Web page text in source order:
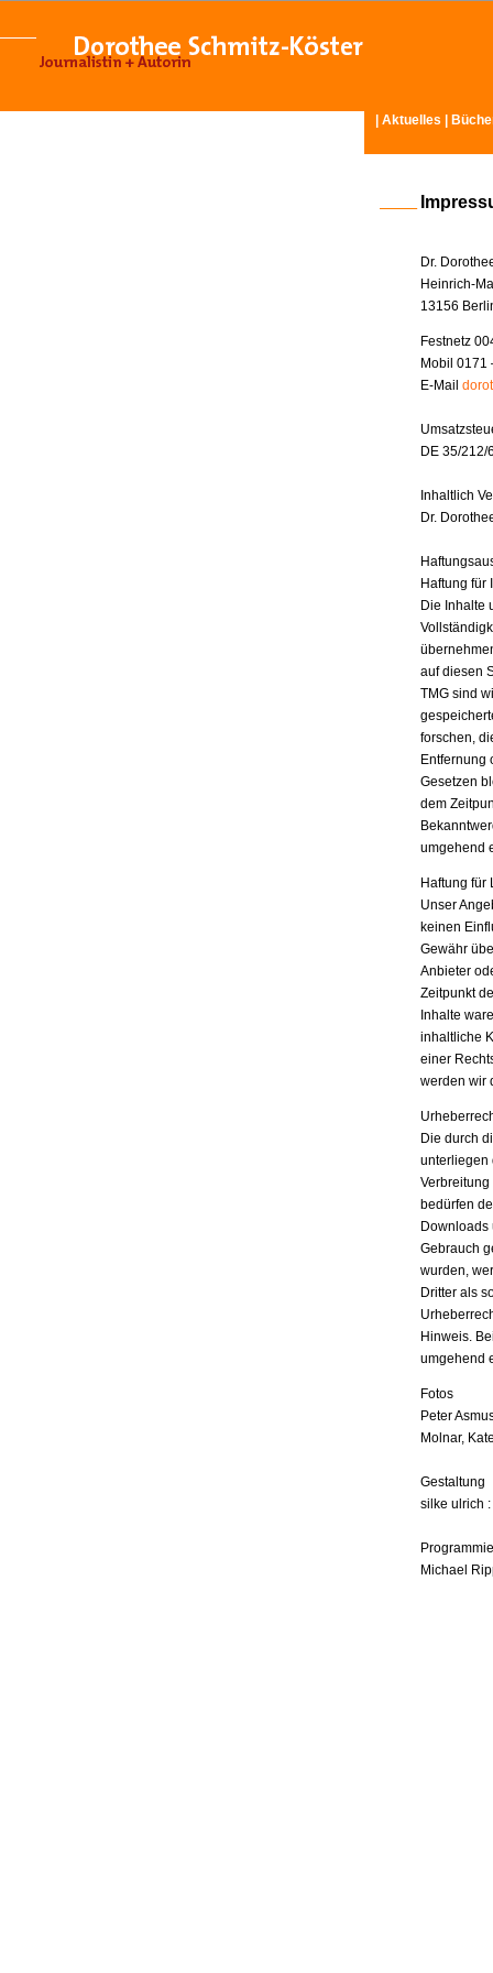
Aktuelles
Dr.
Heinrich-
13156
Festnetz
Mobil 0171
E-Mail
DE 35/212/
Inhaltlich
Dr.
Haftung für
Die Inhalte
auf diesen
TMG sind
forschen,
Entfernung
Gesetzen
dem
umgehend
Haftung für
Unser
keinen
Gewähr
Anbieter
Zeitpunkt
Inhalte
inhaltliche
einer
werden wir
Die durch
unterliegen
bedürfen
Downloads
Gebrauch
wurden,
Dritter als
Hinweis.
umgehend
Fotos
Peter
Molnar,
Gestaltung
silke ulrich
Michael